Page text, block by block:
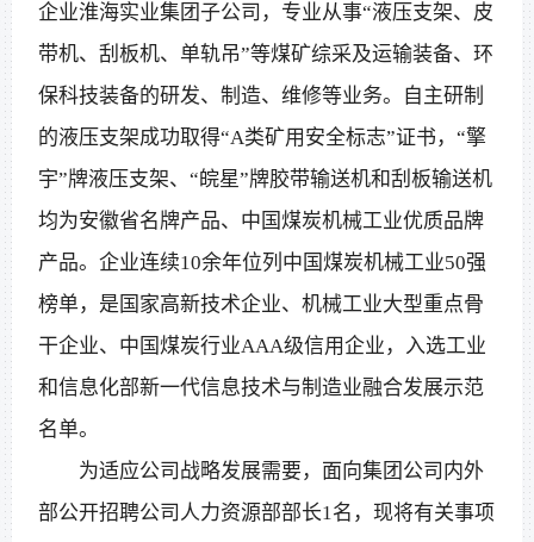
企业淮海实业集团子公司，专业从事“液压支架、皮
带机、刮板机、单轨吊”等煤矿综采及运输装备、环
保科技装备的研发、制造、维修等业务。自主研制
的液压支架成功取得“A类矿用安全标志”证书，“擎
宇”牌液压支架、“皖星”牌胶带输送机和刮板输送机
均为安徽省名牌产品、中国煤炭机械工业优质品牌
产品。企业连续10余年位列中国煤炭机械工业50强
榜单，是国家高新技术企业、机械工业大型重点骨
干企业、中国煤炭行业AAA级信用企业，入选工业
和信息化部新一代信息技术与制造业融合发展示范
名单。
为适应公司战略发展需要，面向集团公司内外
部公开招聘公司人力资源部部长1名，现将有关事项